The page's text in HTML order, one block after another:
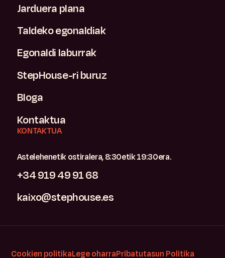
Jarduera plana
Taldeko egonaldiak
Egonaldi laburrak
StepHouse-ri buruz
Bloga
Kontaktua
KONTAKTUA
Astelehenetik ostiralera, 8:30etik 19:30era.
+34 919 49 91 68
kaixo@stephouse.es
Cookien politikaLege oharraPribatutasun Politika